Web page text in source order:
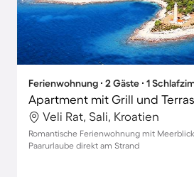
Ferienwohnung ∙ 2 Gäste ∙ 1
Apartment mit Grill und
Veli Rat, Sali, Kroatien
Romantische Ferienwohnung mit
Paarurlaube direkt am Strand